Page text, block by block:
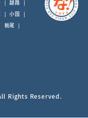
| 越路 |
| 小国
|
栃尾
|
Rights Reserved.